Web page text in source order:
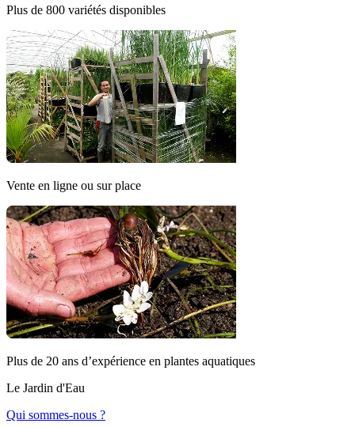
Plus de 800 variétés disponibles
Vente en ligne ou sur place
Plus de 20 ans d’expérience en plantes aquatiques
Le Jardin d'Eau
Qui sommes-nous ?